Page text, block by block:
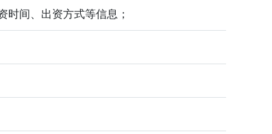
间、出资方式等信息；